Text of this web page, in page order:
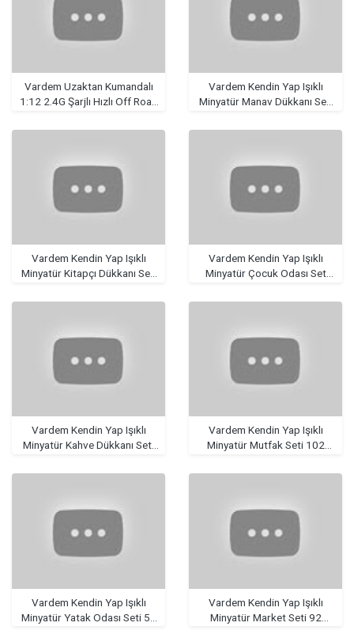
Vardem Uzaktan Kumandalı
1:12 2.4G Şarjlı Hızlı Off Road
Vardem Kendin Yap Işıklı
Minyatür Manav Dükkanı Seti
Vardem Kendin Yap Işıklı
Minyatür Kitapçı Dükkanı Seti
Vardem Kendin Yap Işıklı
Minyatür Çocuk Odası Set
Vardem Kendin Yap Işıklı
Minyatür Kahve Dükkanı Seti
Vardem Kendin Yap Işıklı
Minyatür Mutfak Seti 102
Vardem Kendin Yap Işıklı
Minyatür Yatak Odası Seti 55
Vardem Kendin Yap Işıklı
Minyatür Market Seti 92